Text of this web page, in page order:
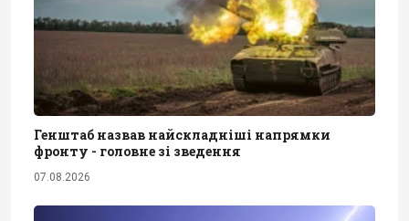
Генштаб назвав найскладніші напрямки
фронту - головне зі зведення
07.08.2026